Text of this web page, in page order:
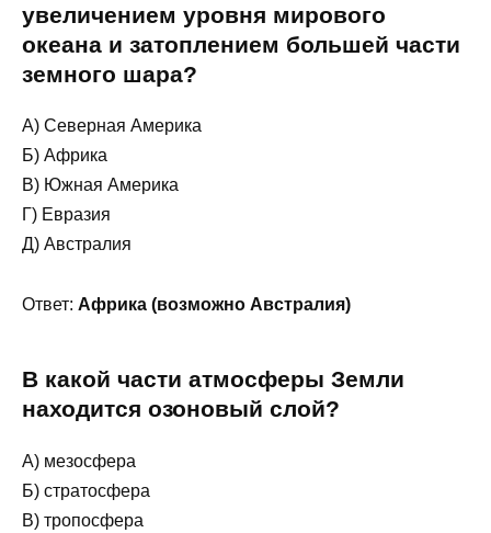
увеличением уровня мирового
океана и затоплением большей части
земного шара?
А) Северная Америка
Б) Африка
В) Южная Америка
Г) Евразия
Д) Австралия
Ответ: Африка (возможно Австралия)
В какой части атмосферы Земли
находится озоновый слой?
А) мезосфера
Б) стратосфера
В) тропосфера